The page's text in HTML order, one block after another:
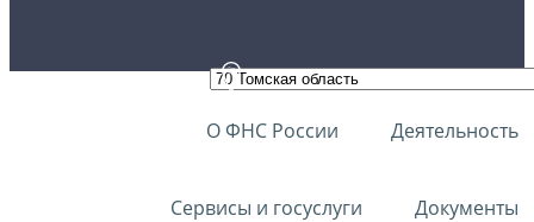
О ФНС России Деятельность
Сервисы и госуслуги Документы